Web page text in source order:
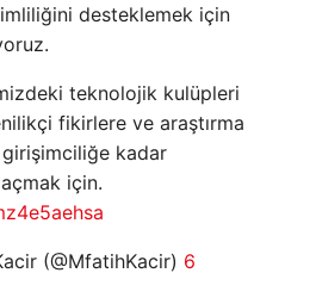
desteklemek için
teknolojik kulüpleri
fikirlere ve araştırma
kadar
için.
(@MfatihKacir) 6